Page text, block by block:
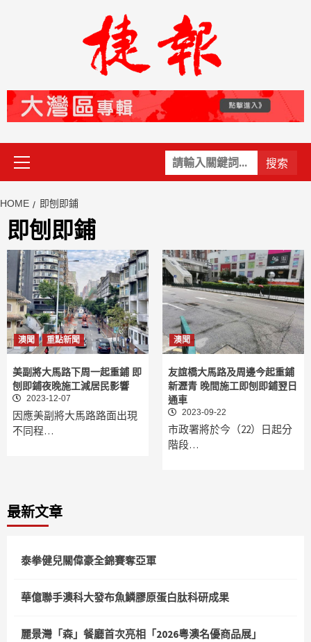
關
鍵
Primary
Menu
HOME 即刨即鋪
即刨即鋪
澳聞 重點新聞
美副將大馬路下周一起重鋪 即
刨即鋪夜晚施工減居民影響
2023-12-07
因應美副將大馬路路面出現
不同程…
澳聞
友誼橋大馬路及周邊今起重鋪
新瀝青 晚間施工即刨即鋪翌日
通車
2023-09-22
市政署將於今（22）日起分
階段…
最新文章
泰拳健兒關偉豪全錦賽奪亞軍
華億聯手澳科大發布魚鱗膠原蛋白肽科研成果
麗景灣「森」餐廳首次亮相「2026粵澳名優商品展」